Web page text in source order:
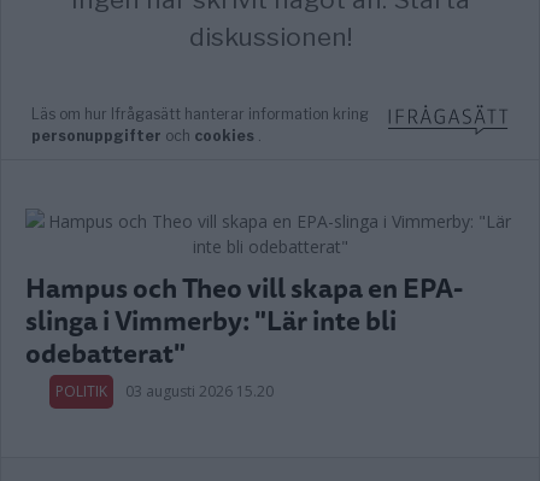
Hampus och Theo vill skapa en EPA-
slinga i Vimmerby: "Lär inte bli
odebatterat"
POLITIK 03 augusti 2026 15.20